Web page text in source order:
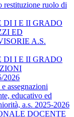
restituzione ruolo di
DI I E II GRADO
ED
A.S.
DI I E II GRADO
2026
assegnazioni
educativo ed
a.s. 2025-2026
DOCENTE